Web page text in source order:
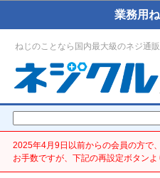
業務用
ねじのことなら国内最大級のネジ通
2025年4月9日以前からの会員の方で
お手数ですが、下記の再設定ボタンよ